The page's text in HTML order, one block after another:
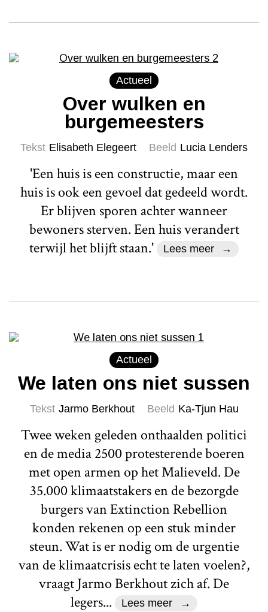
Actueel
Over wulken en
burgemeesters
Tekst Elisabeth Elegeert Beeld Lucia Lenders
'Een huis is een constructie, maar een
huis is ook een gevoel dat gedeeld wordt.
Er blijven sporen achter wanneer
bewoners sterven. Een huis verandert
terwijl het blijft staan.'
Lees meer
Actueel
We laten ons niet sussen
Tekst Jarmo Berkhout Beeld Ka-Tjun Hau
Twee weken geleden onthaalden politici
en de media 2500 protesterende boeren
met open armen op het Malieveld. De
35.000 klimaatstakers en de bezorgde
burgers van Extinction Rebellion
konden rekenen op een stuk minder
steun. Wat is er nodig om de urgentie
van de klimaatcrisis echt te laten voelen?,
vraagt Jarmo Berkhout zich af. De
legers...
Lees meer